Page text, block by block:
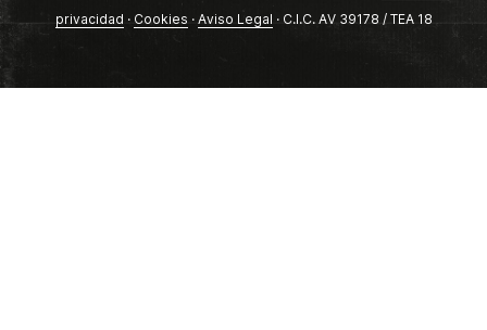
privacidad · Cookies · Aviso Legal · C.I.C. AV 39178 / TEA 18